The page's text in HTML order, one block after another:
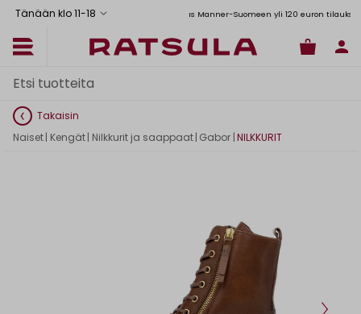
Tänään klo 11-18
Toimituskulut alk. 6,90€
Ilmainen toimitus Manner-Suomeen yli 120 euron tilauksiin
Takaisin
Naiset| Kengät| Nilkkurit ja saappaat | Gabor |NILKKURIT